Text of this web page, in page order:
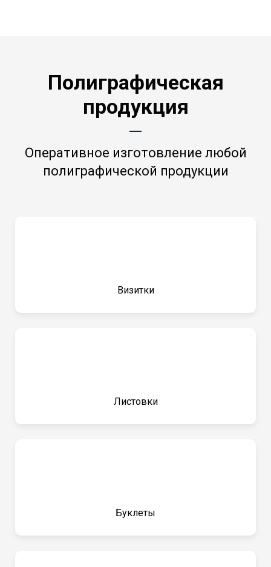
Полиграфическая
продукция
Оперативное изготовление любой
полиграфической продукции
Визитки
Листовки
Буклеты